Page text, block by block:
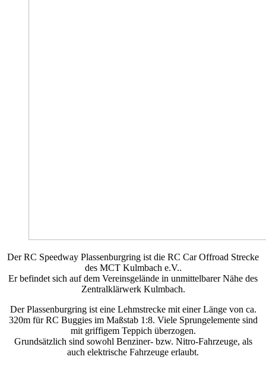
Der RC Speedway Plassenburgring ist die RC Car Offroad Strecke
des MCT Kulmbach e.V..
Er befindet sich auf dem Vereinsgelände in unmittelbarer Nähe des
Zentralklärwerk Kulmbach.
Der Plassenburgring ist eine Lehmstrecke mit einer Länge von ca.
320m für RC Buggies im Maßstab 1:8. Viele Sprungelemente sind
mit griffigem Teppich überzogen.
Grundsätzlich sind sowohl Benziner- bzw. Nitro-Fahrzeuge, als
auch elektrische Fahrzeuge erlaubt.